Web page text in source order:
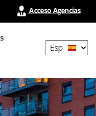
Acceso Agencias
your